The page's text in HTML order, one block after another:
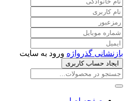
بازنشانی گذرواژه ورود به سایت
ایجاد حساب کاربری